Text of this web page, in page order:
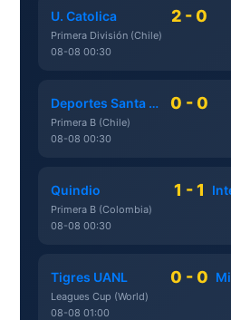
U. Catolica 2 - 0
Primera División (Chile)
08-08 00:30
Deportes Santa Cruz 0 - 0
Primera B (Chile)
08-08 00:30
Quindio 1 - 1
Primera B (Colombia)
08-08 00:30
Tigres UANL 0 - 0
Leagues Cup (World)
08-08 01:00